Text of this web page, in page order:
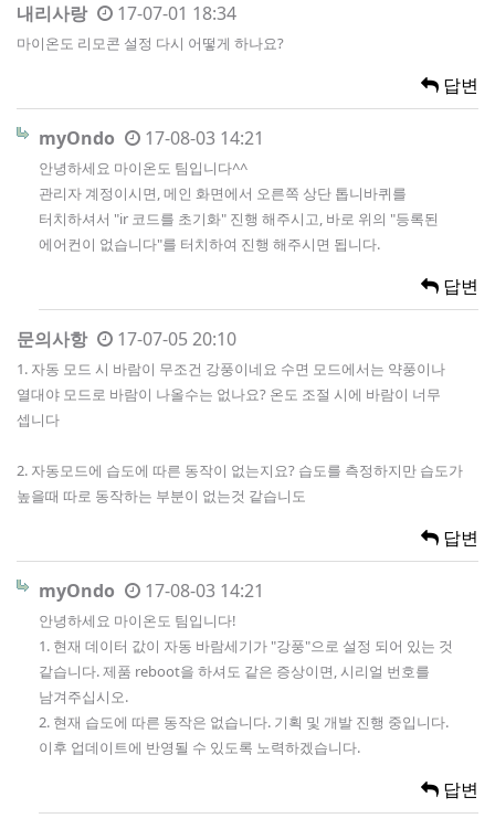
내리사랑 17-07-01 18:34
마이온도 리모콘 설정 다시 어떻게 하나요?
답변
myOndo 17-08-03 14:21
안녕하세요 마이온도 팀입니다^^
관리자 계정이시면, 메인 화면에서 오른쪽 상단 톱니바퀴를
터치하셔서 "ir 코드를 초기화" 진행 해주시고, 바로 위의 "등록된
에어컨이 없습니다"를 터치하여 진행 해주시면 됩니다.
답변
문의사항 17-07-05 20:10
1. 자동 모드 시 바람이 무조건 강풍이네요 수면 모드에서는 약풍이나
열대야 모드로 바람이 나올수는 없나요? 온도 조절 시에 바람이 너무
셉니다
2. 자동모드에 습도에 따른 동작이 없는지요? 습도를 측정하지만 습도가
높을때 따로 동작하는 부분이 없는것 같습니도
답변
myOndo 17-08-03 14:21
안녕하세요 마이온도 팀입니다!
1. 현재 데이터 값이 자동 바람세기가 "강풍"으로 설정 되어 있는 것
같습니다. 제품 reboot을 하셔도 같은 증상이면, 시리얼 번호를
남겨주십시오.
2. 현재 습도에 따른 동작은 없습니다. 기획 및 개발 진행 중입니다.
이후 업데이트에 반영될 수 있도록 노력하겠습니다.
답변